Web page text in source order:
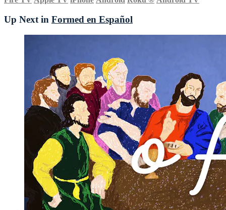
Up Next in Formed en Español